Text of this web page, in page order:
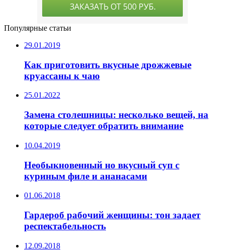
Популярные статьи
29.01.2019
Как приготовить вкусные дрожжевые
круассаны к чаю
25.01.2022
Замена столешницы: несколько вещей, на
которые следует обратить внимание
10.04.2019
Необыкновенный но вкусный суп с
куриным филе и ананасами
01.06.2018
Гардероб рабочий женщины: тон задает
респектабельность
12.09.2018